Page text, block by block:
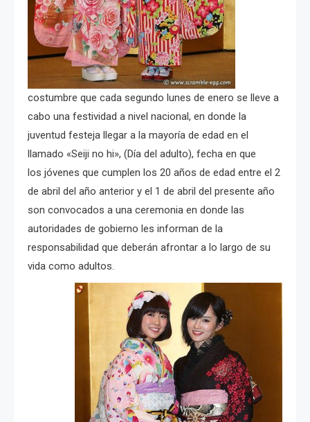
costumbre que cada segundo lunes de enero se lleve a
cabo una festividad a nivel nacional, en donde la
juventud festeja llegar a la mayoría de edad en el
llamado «Seiji no hi», (Día del adulto), fecha en que
los jóvenes que cumplen los 20 años de edad entre el 2
de abril del año anterior y el 1 de abril del presente año
son convocados a una ceremonia en donde las
autoridades de gobierno les informan de la
responsabilidad que deberán afrontar a lo largo de su
vida como adultos.